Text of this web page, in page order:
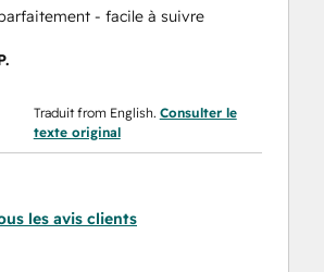
- facile à suivre
Traduit from English. Consulter le
texte original
les avis clients